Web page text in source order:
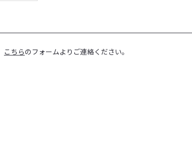
こちらのフォームよりご連絡ください。